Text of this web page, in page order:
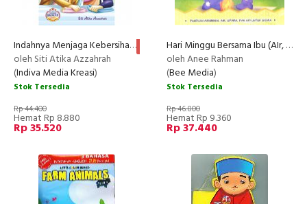
Indahnya Menjaga Kebersihan
oleh Siti Atika Azzahrah
(Indiva Media Kreasi)
Stok Tersedia
Rp 44.400
Hemat Rp 8.880
Rp 35.520
Hari Minggu Bersama Ibu (AIr, Udara, dan Api)
oleh Anee Rahman
(Bee Media)
Stok Tersedia
Rp 46.800
Hemat Rp 9.360
Rp 37.440